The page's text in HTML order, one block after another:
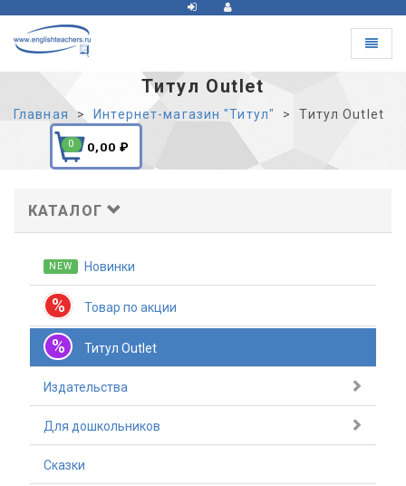
Toggle
Титул Outlet
Главная Интернет-магазин "Титул" Титул Outlet
0 0,00 ₽
КАТАЛОГ
NEW Новинки
% Товар по акции
% Титул Outlet
Издательства
Для дошкольников
Сказки